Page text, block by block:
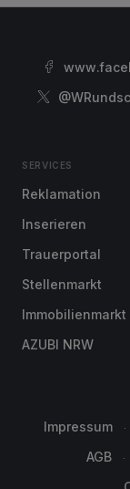
SERVICES
Reklamation
Inserieren
Trauerportal
Stellenmarkt
Immobilienmarkt
AZUBI NRW
Impressum
AGB